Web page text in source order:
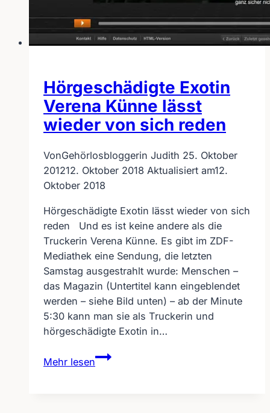
Hörgeschädigte Exotin
Verena Künne lässt
wieder von sich reden
VonGehörlosbloggerin Judith 25. Oktober
201212. Oktober 2018 Aktualisiert am12.
Oktober 2018
Hörgeschädigte Exotin lässt wieder von sich
reden Und es ist keine andere als die
Truckerin Verena Künne. Es gibt im ZDF-
Mediathek eine Sendung, die letzten
Samstag ausgestrahlt wurde: Menschen –
das Magazin (Untertitel kann eingeblendet
werden – siehe Bild unten) – ab der Minute
5:30 kann man sie als Truckerin und
hörgeschädigte Exotin in…
Mehr lesen
Hörgeschädigte
Exotin